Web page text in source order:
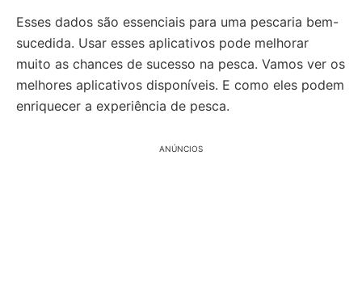
Esses dados são essenciais para uma pescaria bem-
sucedida. Usar esses aplicativos pode melhorar
muito as chances de sucesso na pesca. Vamos ver os
melhores aplicativos disponíveis. E como eles podem
enriquecer a experiência de pesca.
ANÚNCIOS